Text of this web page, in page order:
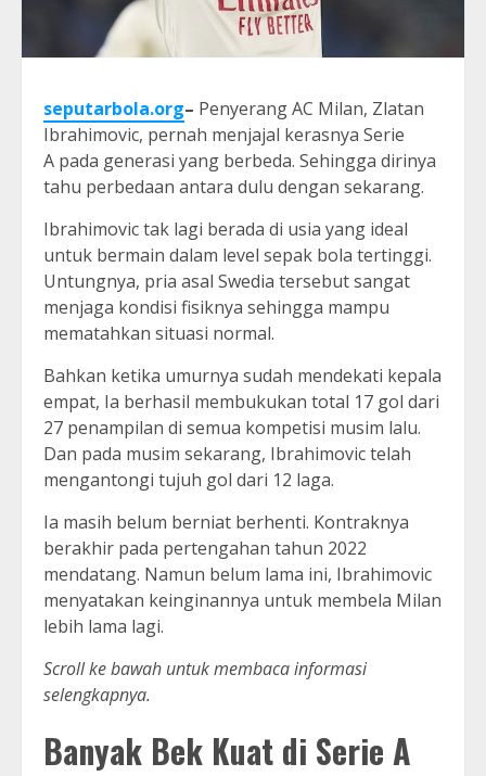
seputarbola.org– Penyerang AC Milan, Zlatan
Ibrahimovic, pernah menjajal kerasnya Serie
A pada generasi yang berbeda. Sehingga dirinya
tahu perbedaan antara dulu dengan sekarang.
Ibrahimovic tak lagi berada di usia yang ideal
untuk bermain dalam level sepak bola tertinggi.
Untungnya, pria asal Swedia tersebut sangat
menjaga kondisi fisiknya sehingga mampu
mematahkan situasi normal.
Bahkan ketika umurnya sudah mendekati kepala
empat, Ia berhasil membukukan total 17 gol dari
27 penampilan di semua kompetisi musim lalu.
Dan pada musim sekarang, Ibrahimovic telah
mengantongi tujuh gol dari 12 laga.
Ia masih belum berniat berhenti. Kontraknya
berakhir pada pertengahan tahun 2022
mendatang. Namun belum lama ini, Ibrahimovic
menyatakan keinginannya untuk membela Milan
lebih lama lagi.
Scroll ke bawah untuk membaca informasi
selengkapnya.
Banyak Bek Kuat di Serie A